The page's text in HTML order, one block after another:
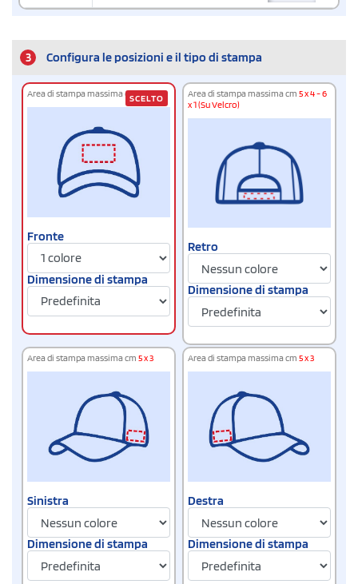
3 Configura le posizioni e il tipo di stampa
Area di stampa massima cm9 x 5
Fronte
Dimensione di stampa
SCELTO Area di stampa massima cm 5 x 4 - 6
x 1 (Su Velcro)
Retro
Dimensione di stampa
Area di stampa massima cm 5 x 3
Sinistra
Dimensione di stampa
Area di stampa massima cm 5 x 3
Destra
Dimensione di stampa